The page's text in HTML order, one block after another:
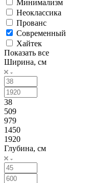
Минимализм
Неоклассика
Прованс
Современный
Хайтек
Показать все
Ширина, см
38
509
979
1450
1920
Глубина, см